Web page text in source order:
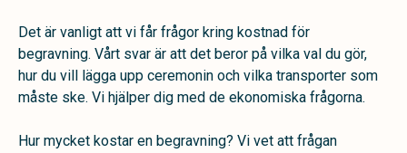
Det är vanligt att vi får frågor kring kostnad för
begravning. Vårt svar är att det beror på vilka val du gör,
hur du vill lägga upp ceremonin och vilka transporter som
måste ske. Vi hjälper dig med de ekonomiska frågorna.
Hur mycket kostar en begravning? Vi vet att frågan